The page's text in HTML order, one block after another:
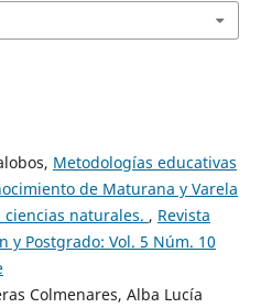
Metodologías educativas
de Maturana y Varela
naturales. , Revista
y Postgrado: Vol. 5 Núm. 10
Colmenares, Alba Lucía